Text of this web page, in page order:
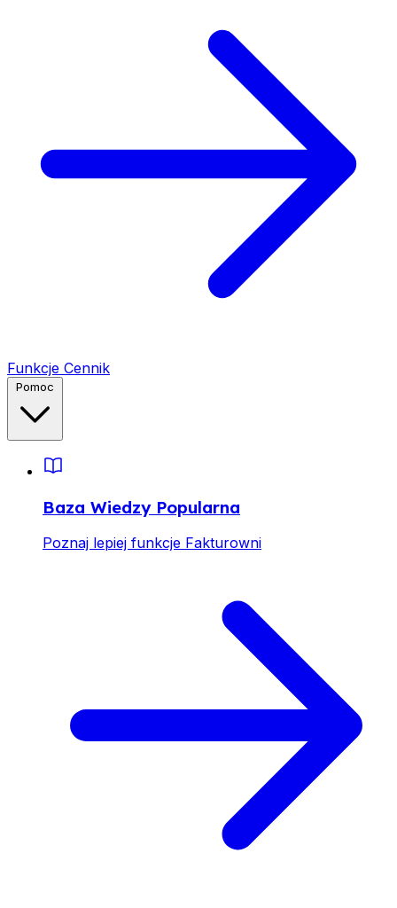
Funkcje Cennik
Baza Wiedzy Popularna
Poznaj lepiej funkcje Fakturowni